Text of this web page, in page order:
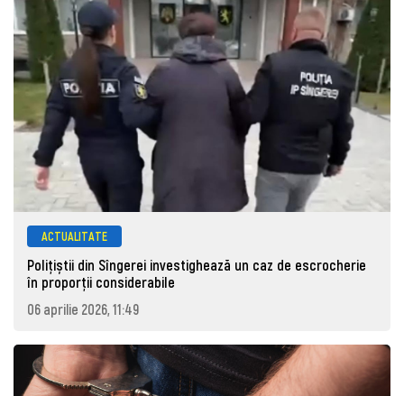
ACTUALITATE
Polițiștii din Sîngerei investighează un caz de escrocherie
în proporții considerabile
06 aprilie 2026, 11:49